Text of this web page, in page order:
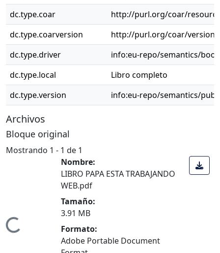
dc.type.coar
http://purl.org/coar/
dc.type.coarversion
http://purl.org/coar/version/
dc.type.driver
info:eu-repo/semantics/book
dc.type.local
Libro completo
dc.type.version
info:eu-repo/semantics/
Archivos
Bloque original
Mostrando 1 - 1 de 1
Cargando...
Nombre:
LIBRO PAPA ESTA TRABAJANDO
WEB.pdf
Tamaño:
3.91 MB
Formato:
Adobe Portable Document